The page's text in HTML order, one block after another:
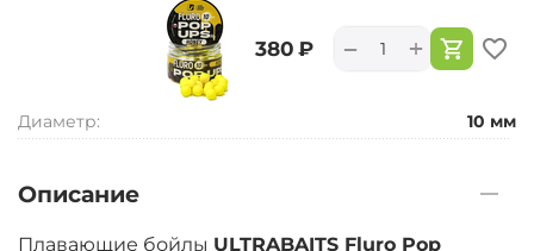
‍380‍ ₽ +
−
Диаметр: 10 мм
Описание
Плавающие бойлы ULTRABAITS Fluro Pop